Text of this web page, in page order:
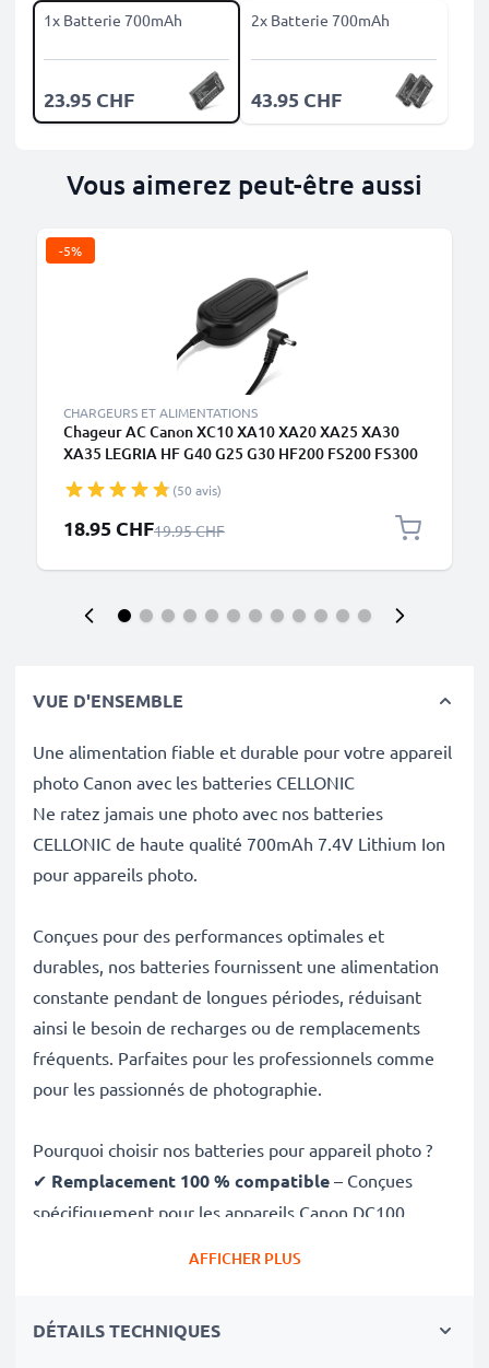
1x Batterie 700mAh
23.95 CHF
2x Batterie 700mAh
43.95 CHF
Vous aimerez peut-être aussi
-5%
CHARGEURS ET ALIMENTATIONS
Chageur AC Canon XC10 XA10 XA20 XA25 XA30
XA35 LEGRIA HF G40 G25 G30 HF200 FS200 FS300
HG20 ZR500 - Dummy Battery CA-570 avec Câble de
ca. 3m de subtel
(50 avis)
Prix spécial
18.95 CHFPrix normal
19.95 CHF
VUE D'ENSEMBLE
Une alimentation fiable et durable pour votre appareil
photo Canon avec les batteries CELLONIC
Ne ratez jamais une photo avec nos batteries
CELLONIC de haute qualité 700mAh 7.4V Lithium Ion
pour appareils photo.
Conçues pour des performances optimales et
durables, nos batteries fournissent une alimentation
constante pendant de longues périodes, réduisant
ainsi le besoin de recharges ou de remplacements
fréquents. Parfaites pour les professionnels comme
pour les passionnés de photographie.
Pourquoi choisir nos batteries pour appareil photo ?
✔ Remplacement 100 % compatible – Conçues
spécifiquement pour les appareils Canon DC100
7.4V pour de longues séances photo avec moins de
AFFICHER PLUS
DÉTAILS TECHNIQUES